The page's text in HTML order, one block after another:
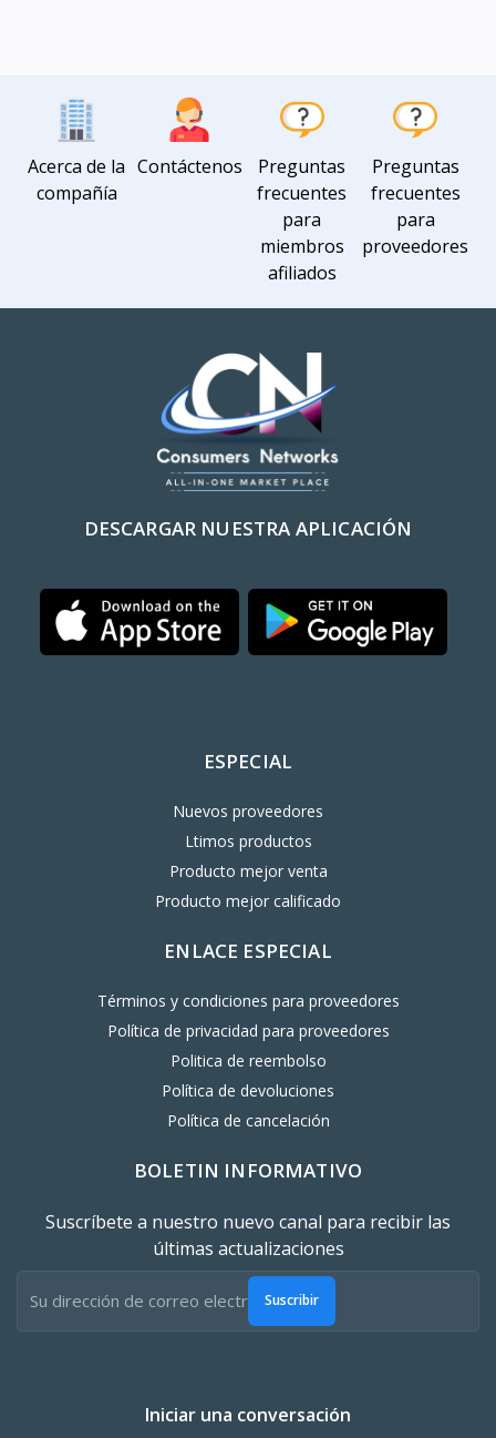
Acerca de la
compañía
Contáctenos
Preguntas
frecuentes
para
miembros
afiliados
Preguntas
frecuentes
para
proveedores
DESCARGAR NUESTRA APLICACIÓN
ESPECIAL
Nuevos proveedores
Ltimos productos
Producto mejor venta
Producto mejor calificado
ENLACE ESPECIAL
Términos y condiciones para proveedores
Política de privacidad para proveedores
Politica de reembolso
Política de devoluciones
Política de cancelación
BOLETIN INFORMATIVO
Suscríbete a nuestro nuevo canal para recibir las
últimas actualizaciones
Suscribir
Iniciar una conversación